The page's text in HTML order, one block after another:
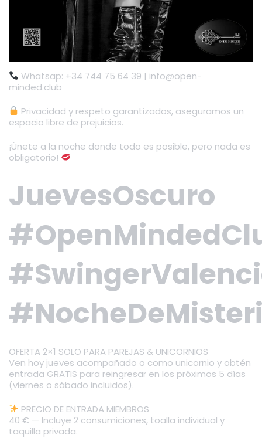
Whatsap: +34 744 75 64 39 | info@open-
minded.club
Privacidad y respeto garantizados, aseguramos un
espacio libre de prejuicios.
¡Únete a la noche donde todo es posible, pero nada es
obligatorio!
JuevesOscuro
OFERTA 2×1 SOLO PARA PAREJAS & UNICORNIOS
Ven hoy jueves acompañado o como unicornio y obtén
entrada GRATIS para reingresar en los próximos 5 días
(viernes o sábado incluidos).
PRECIO DE ENTRADA MIEMBROS
40 € — Incluye 2 consumiciones, toalla individual y
taquilla privada.